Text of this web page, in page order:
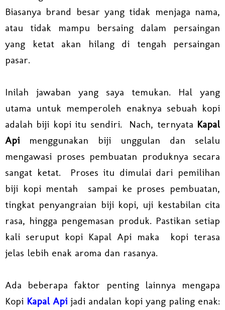
Biasanya brand besar yang tidak menjaga nama,
atau tidak mampu bersaing dalam persaingan
yang ketat akan hilang di tengah persaingan
pasar.
Inilah jawaban yang saya temukan. Hal yang
utama untuk memperoleh enaknya sebuah kopi
adalah biji kopi itu sendiri.
Nach, ternyata Kapal
Api
menggunakan biji unggulan dan selalu
mengawasi proses pembuatan produknya secara
sangat ketat.
Proses itu dimulai dari pemilihan
biji kopi mentah
sampai ke proses pembuatan,
tingkat penyangraian biji kopi, uji kestabilan cita
rasa, hingga pengemasan produk. Pastikan setiap
kali seruput kopi Kapal Api maka
kopi terasa
jelas lebih enak aroma dan rasanya.
Ada beberapa faktor penting lainnya mengapa
Kopi Kapal Api jadi andalan kopi yang paling enak: